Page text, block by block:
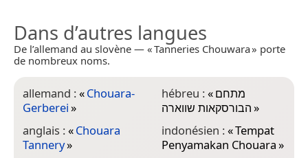
Dans d’autres langues
De l’allemand au slovène — « Tanneries Chouwara » porte
de nombreux noms.
allemand :«Chouara-
Gerberei»
anglais :«Chouara
Tannery»
hébreu :«מתחם
הבורסקאות שווארה»
indonésien :«Tempat
Penyamakan Chouara»